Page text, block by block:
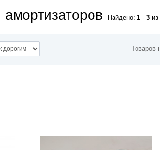
Найдено: 1 - 3 из
Товаров